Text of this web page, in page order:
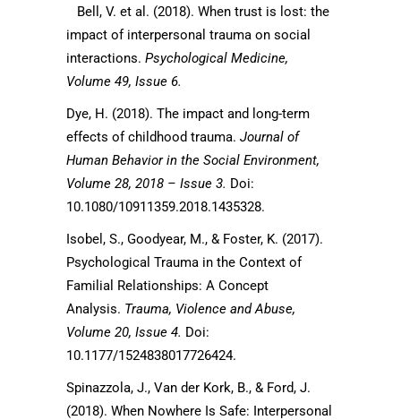
Bell, V. et al. (2018). When trust is lost: the
impact of interpersonal trauma on social
interactions. Psychological Medicine,
Volume 49, Issue 6.
Dye, H. (2018). The impact and long-term
effects of childhood trauma. Journal of
Human Behavior in the Social Environment,
Volume 28, 2018 – Issue 3. Doi:
10.1080/10911359.2018.1435328.
Isobel, S., Goodyear, M., & Foster, K. (2017).
Psychological Trauma in the Context of
Familial Relationships: A Concept
Analysis. Trauma, Violence and Abuse,
Volume 20, Issue 4. Doi:
10.1177/1524838017726424.
Spinazzola, J., Van der Kork, B., & Ford, J.
(2018). When Nowhere Is Safe: Interpersonal